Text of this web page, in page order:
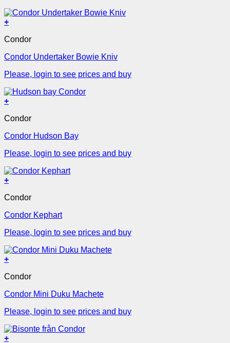
+
Condor
Condor Undertaker Bowie Kniv
Please, login to see prices and buy
+
Condor
Condor Hudson Bay
Please, login to see prices and buy
+
Condor
Condor Kephart
Please, login to see prices and buy
+
Condor
Condor Mini Duku Machete
Please, login to see prices and buy
+